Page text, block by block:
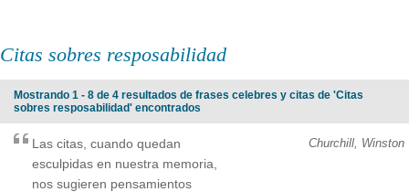
Citas sobres resposabilidad
Mostrando 1 - 8 de 4 resultados de frases celebres y citas de 'Citas
sobres resposabilidad' encontrados
Churchill, Winston
Las citas, cuando quedan
esculpidas en nuestra memoria,
nos sugieren pensamientos